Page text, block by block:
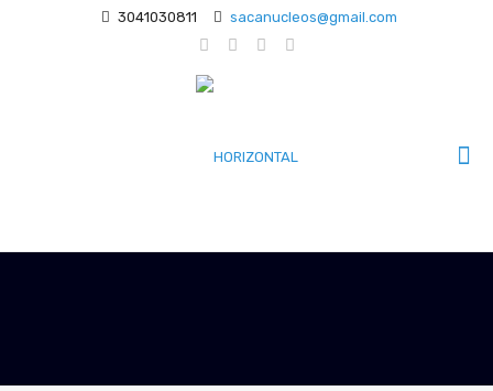
3041030811 sacanucleos@gmail.com